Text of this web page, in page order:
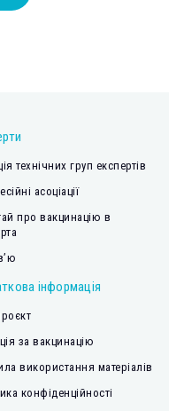
технічних груп експертів
асоціації
про вакцинацію в
інформація
за вакцинацію
використання матеріалів
конфіденційності